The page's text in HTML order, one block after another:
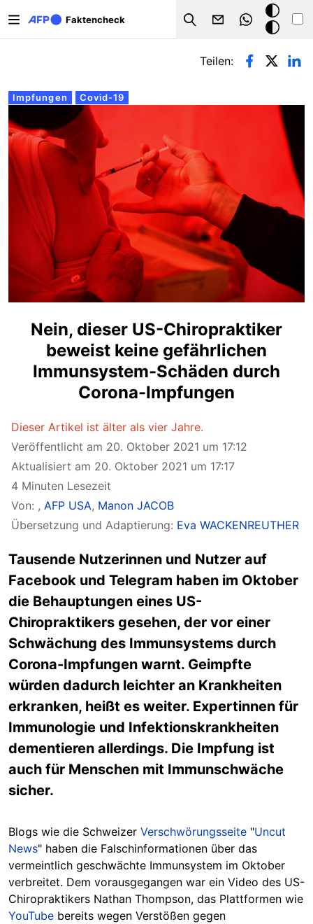
Faktencheck
Search
Dark
Mode
Primäre Reiter
Impfungen Covid-19
Teilen:
Nein, dieser US-Chiropraktiker
beweist keine gefährlichen
Immunsystem-Schäden durch
Corona-Impfungen
Dieser Artikel ist älter als vier Jahre.
Veröffentlicht am 20. Oktober 2021 um 17:12
Aktualisiert am 20. Oktober 2021 um 17:17
4 Minuten Lesezeit
Von: , AFP USA, Manon JACOB
Übersetzung und Adaptierung: Eva WACKENREUTHER
Tausende Nutzerinnen und Nutzer auf
Facebook und Telegram haben im Oktober
die Behauptungen eines US-
Chiropraktikers gesehen, der vor einer
Schwächung des Immunsystems durch
Corona-Impfungen warnt. Geimpfte
würden dadurch leichter an Krankheiten
erkranken, heißt es weiter. Expertinnen für
Immunologie und Infektionskrankheiten
dementieren allerdings. Die Impfung ist
auch für Menschen mit Immunschwäche
sicher.
Blogs wie die Schweizer Verschwörungsseite "Uncut
News" haben die Falschinformationen über das
vermeintlich geschwächte Immunsystem im Oktober
verbreitet. Dem vorausgegangen war ein Video des US-
Chiropraktikers Nathan Thompson, das Plattformen wie
YouTube bereits wegen Verstößen gegen